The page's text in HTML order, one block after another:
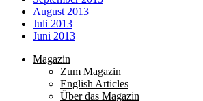
August 2013
Juli 2013
Juni 2013
Magazin
Zum Magazin
English Articles
Über das Magazin